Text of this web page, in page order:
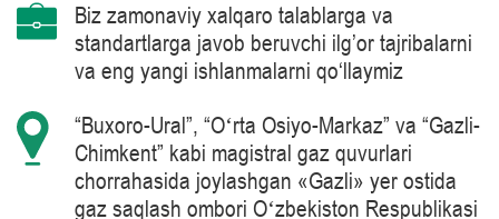
Biz zamonaviy xalqaro talablarga va
standartlarga javob beruvchi ilg’or tajribalarni
va eng yangi ishlanmalarni qo‘llaymiz
“Buxoro-Ural”, “Oʻrta Osiyo-Markaz” va “Gazli-
Chimkent” kabi magistral gaz quvurlari
chorrahasida joylashgan «Gazli» yer ostida
gaz saqlash ombori Oʻzbekiston Respublikasi